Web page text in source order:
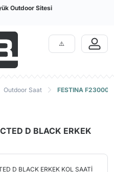
Outdoor Sitesi
Outdoor Saat FESTINA F23000/
D BLACK ERKEK